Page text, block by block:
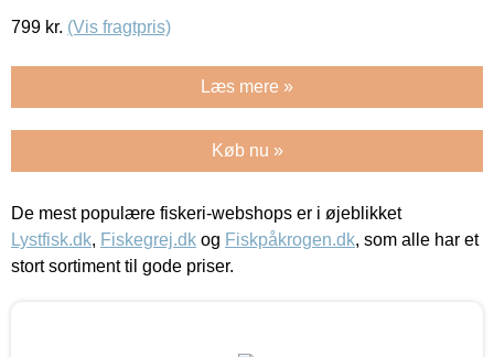
799 kr. (Vis fragtpris)
Læs mere »
Køb nu »
De mest populære fiskeri-webshops er i øjeblikket
Lystfisk.dk, Fiskegrej.dk og Fiskpåkrogen.dk, som alle har et
stort sortiment til gode priser.